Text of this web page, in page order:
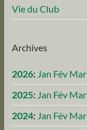
Vie du Club
Archives
2026: Jan Fév Mar
2025: Jan Fév Mar
2024: Jan Fév Mar